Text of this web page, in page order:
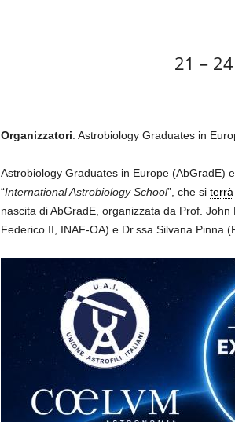
21 –
Organizzatori: Astrobiology Graduates in
Astrobiology Graduates in Europe (AbGradE)
“International Astrobiology School”, che si terra
nascita di AbGradE, organizzata da Prof.
Federico II, INAF-OA) e Dr.ssa Silvana Pinna